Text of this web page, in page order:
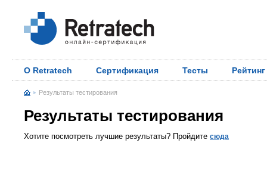
О Retratech Сертификация Тесты Рейтинг
Результаты тестирования
Результаты тестирования
Хотите посмотреть лучшие результаты? Пройдите сюда